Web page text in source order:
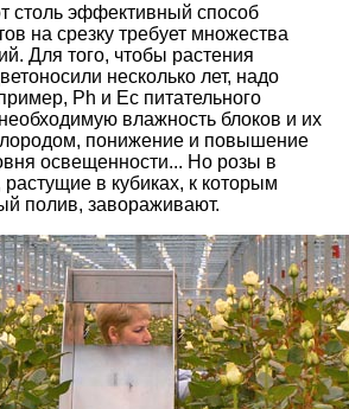
столь эффективный способ
на срезку требует множества
Для того, чтобы растения
несколько лет, надо
Ph и Ес питательного
влажность блоков и их
понижение и повышение
освещенности... Но розы в
растущие в кубиках, к которым
полив, завораживают.